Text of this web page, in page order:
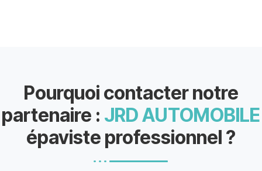
Pourquoi contacter notre
partenaire : JRD AUTOMOBILE
épaviste professionnel ?